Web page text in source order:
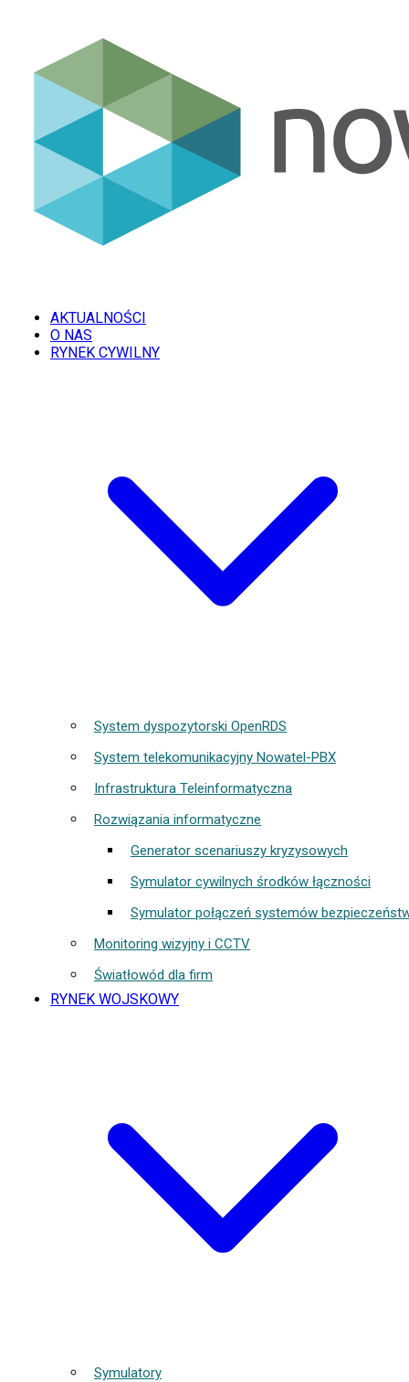
AKTUALNOŚCI
O NAS
RYNEK CYWILNY
System dyspozytorski OpenRDS
System telekomunikacyjny Nowatel-PBX
Infrastruktura Teleinformatyczna
Rozwiązania informatyczne
Generator scenariuszy kryzysowych
Symulator cywilnych środków łączności
Symulator połączeń systemów
Monitoring wizyjny i CCTV
Światłowód dla firm
RYNEK WOJSKOWY
Symulatory